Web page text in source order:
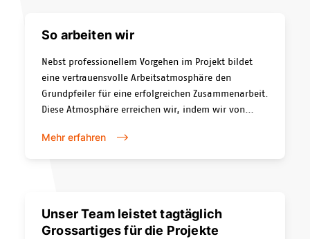
So arbeiten wir
Nebst professionellem Vorgehen im Projekt bildet
eine vertrauensvolle Arbeitsatmosphäre den
Grundpfeiler für eine erfolgreichen Zusammenarbeit.
Diese Atmosphäre erreichen wir, indem wir von
lernen die Arbeitsweise und Abläufe Ihres
Unternehmens kennen. Im Gegenzug erhalten Sie
Mehr erfahren
Unser Team leistet tagtäglich
Grossartiges für die Projekte